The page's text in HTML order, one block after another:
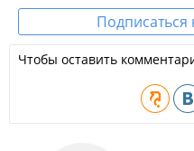
Безметалловая
Керамика на основе
Восстановление
Чтобы оставить